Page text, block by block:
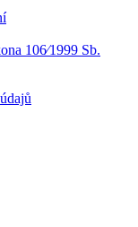
106⁄1999 Sb.